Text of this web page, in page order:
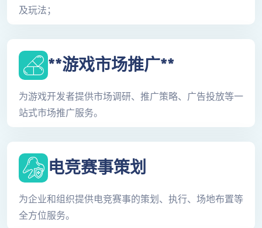
及玩法；
**游戏市场推广**
为游戏开发者提供市场调研、推广策略、广告投放等一
站式市场推广服务。
电竞赛事策划
为企业和组织提供电竞赛事的策划、执行、场地布置等
全方位服务。